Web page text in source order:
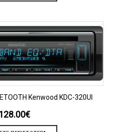
Kenwood KDC-320UI
€